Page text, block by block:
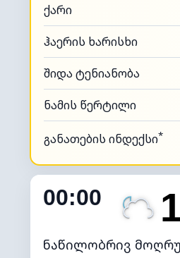
ქარი
ჰაერის ხარისხი
შიდა ტენიანობა
ნამის წერტილი
განათების ინდექსი*
00:00
ნაწილობრივ